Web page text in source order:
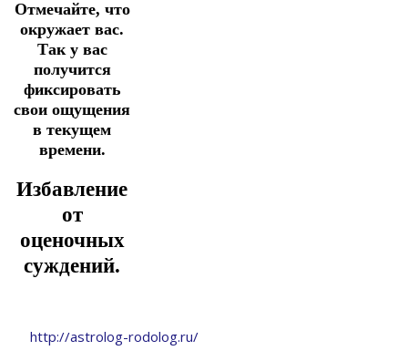
Отмечайте, что
окружает вас.
Так у вас
получится
фиксировать
свои ощущения
в текущем
времени.
Избавление
от
оценочных
суждений.
http://astrolog-rodolog.ru/